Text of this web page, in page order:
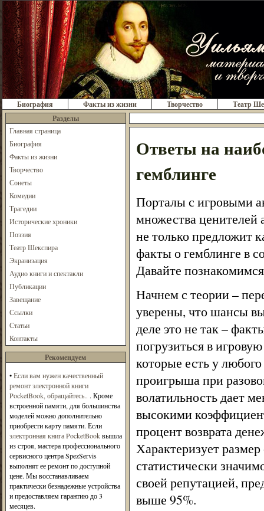
Биография Факты из жизни Творчество
Театр
Разделы
Главная страница
Биография
Факты из жизни
Творчество
Сонеты
Комедии
Трагедии
Исторические хроники
Поэзия
Театр Шекспира
Экранизация
Аудио книги и спектакли
Публикации
Завещание
Ссылки
Статьи
Контакты
Рекомендуем
•Если вам нужен качественный
ремонт электронной книги
PocketBook, обращайтесь.. . Кроме
встроенной памяти, для большинства
моделей можно дополнительно
приобрести карту памяти. Если
электронная книга PocketBookвышла
из строя, мастера профессионального
сервисного центра SpezServis
выполнят ее ремонт по доступной
цене. Мы восстанавливаем
практически безнадежные устройства
и предоставляем гарантию до 3
месяцев.
Ответы на
гемблинге
Порталы с игровыми
множества ценителей
не только предложит
факты о гемблинге в
Давайте
Начнем с теории –
уверены, что шансы
деле это не так –
погрузиться в
которые есть у
проигрыша при
волатильность дает
высокими
процент возврата
Характеризует
статистически
своей репутацией,
выше 95%.